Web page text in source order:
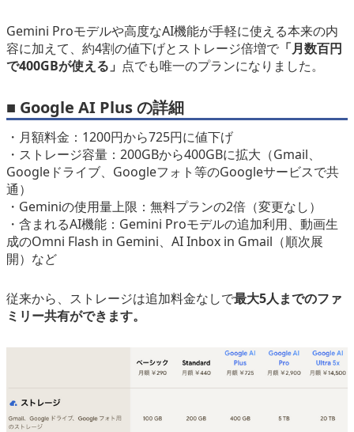
Gemini Proモデルや高度なAI機能が手軽に使える本来の内
容に加えて、約4割の値下げとストレージ倍増で 「月数百円
で400GBが使える」 点でも唯一のプランになりました。
■ Google AI Plus の詳細
・月額料金：1200円から725円に値下げ
・ストレージ容量：200GBから400GBに拡大（Gmail、
Googleドライブ、Googleフォト等のGoogleサービスで共
通）
・Geminiの使用量上限：無料プランの2倍（変更なし）
・含まれるAI機能：Gemini Proモデルの追加利用、動画生
成のOmni Flash in Gemini、AI Inbox in Gmail（順次展
開）など
従来から、ストレージは追加料金なしで最大5人までのファ
ミリー共有ができます。